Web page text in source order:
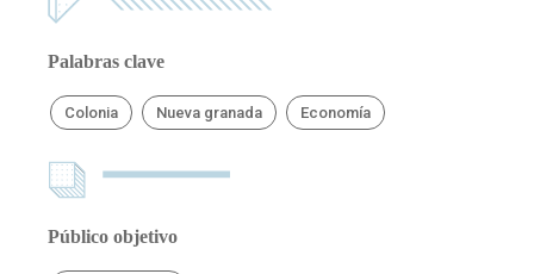
Palabras clave
Colonia Nueva granada Economía
Público objetivo